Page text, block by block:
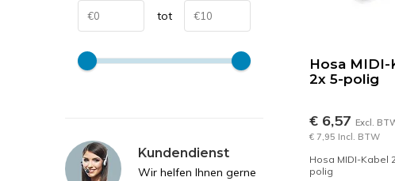
Hosa MIDI-
2x 5-polig
€ 6,57 Excl.
€ 7,95 Incl. BTW
Hosa MIDI-Kabel
polig
tot
Kundendienst
Wir helfen Ihnen gerne